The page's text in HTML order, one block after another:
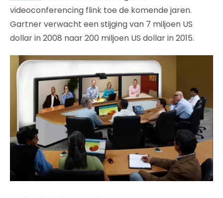
videoconferencing flink toe de komende jaren.
Gartner verwacht een stijging van 7 miljoen US
dollar in 2008 naar 200 miljoen US dollar in 2015.